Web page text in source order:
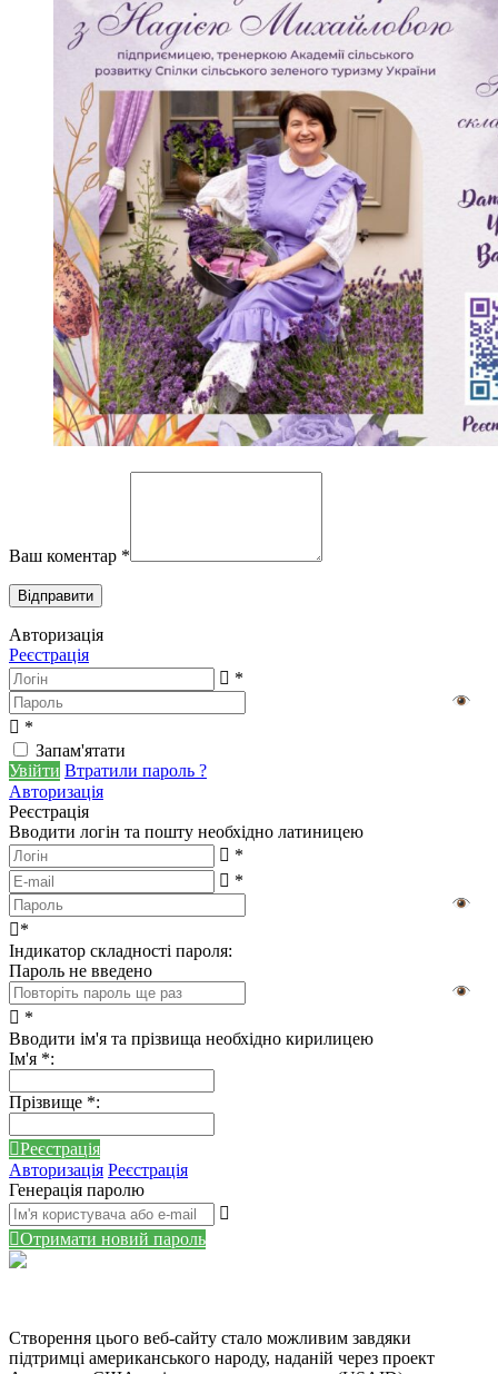
Ваш коментар *
Авторизація
Реєстрація
*
*
Запам'ятати
Увійти Втратили пароль ?
Авторизація
Реєстрація
Вводити логін та пошту необхідно латиницею
*
*
*
Індикатор складності пароля:
Пароль не введено
*
Вводити ім'я та прізвища необхідно кирилицею
Ім'я *:
Прізвище *:
Реєстрація
Авторизація Реєстрація
Генерація паролю
Отримати новий пароль
Створення цього веб-сайту стало можливим завдяки
підтримці американського народу, наданій через проект